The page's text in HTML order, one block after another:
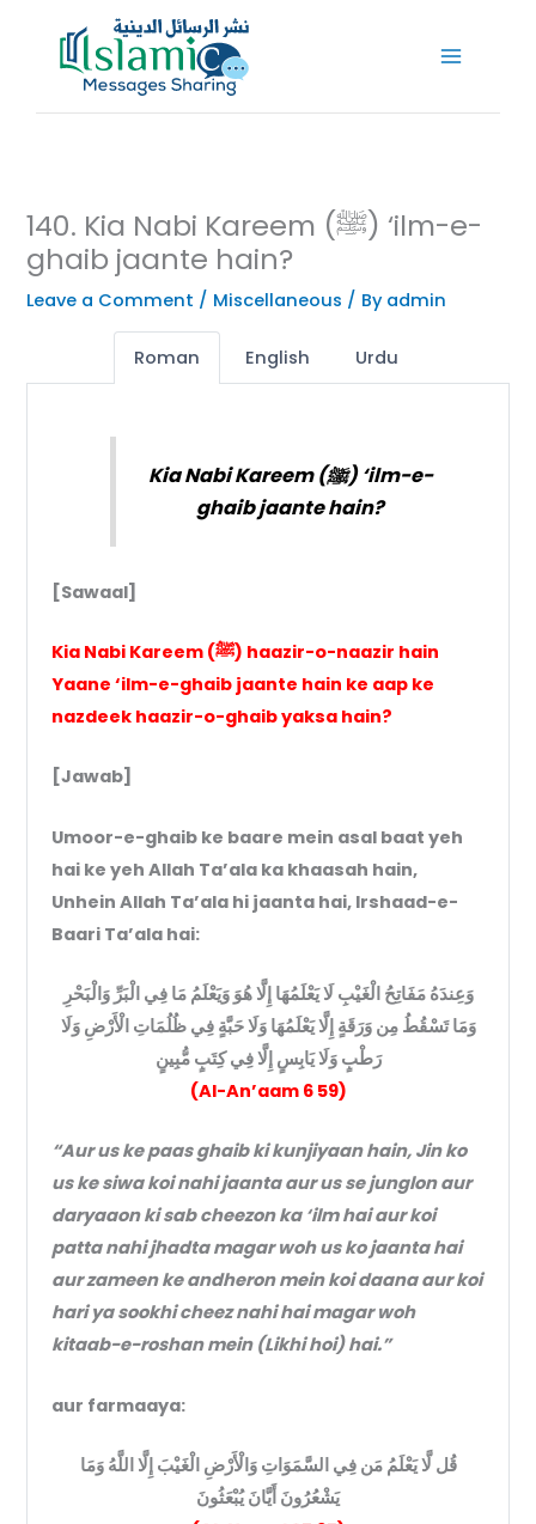
140. Kia Nabi Kareem (ﷺ) ‘ilm-e-
ghaib jaante hain?
Leave a Comment / Miscellaneous / By admin
Roman English Urdu
Kia Nabi Kareem (ﷺ) ‘ilm-e-
ghaib jaante hain?
[Sawaal]
Kia Nabi Kareem (ﷺ) haazir-o-naazir hain
Yaane ‘ilm-e-ghaib jaante hain ke aap ke
nazdeek haazir-o-ghaib yaksa hain?
[Jawab]
Umoor-e-ghaib ke baare mein asal baat yeh
hai ke yeh Allah Ta’ala ka khaasah hain,
Unhein Allah Ta’ala hi jaanta hai, Irshaad-e-
Baari Ta’ala hai:
وَعِندَهُ مَفَاتِحُ الْغَيْبِ لَا يَعْلَمُهَا إِلَّا هُوَ وَيَعْلَمُ مَا فِي الْبَرِّ وَالْبَحْرِ
وَمَا تَسْقُطُ مِن وَرَقَةٍ إِلَّا يَعْلَمُهَا وَلَا حَبَّةٍ فِي ظُلُمَاتِ الْأَرْضِ وَلَا
رَطْبٍ وَلَا يَابِسٍ إِلَّا فِي كِتَبٍ مُّبِينٍ
(Al-An’aam 6 59)
“Aur us ke paas ghaib ki kunjiyaan hain, Jin ko
us ke siwa koi nahi jaanta aur us se junglon aur
daryaaon ki sab cheezon ka ‘ilm hai aur koi
patta nahi jhadta magar woh us ko jaanta hai
aur zameen ke andheron mein koi daana aur koi
hari ya sookhi cheez nahi hai magar woh
kitaab-e-roshan mein (Likhi hoi) hai.”
aur farmaaya:
قُل لَّا يَعْلَمُ مَن فِي السَّمَوَاتِ وَالْأَرْضِ الْغَيْبَ إِلَّا اللَّهُ وَمَا
يَشْعُرُونَ أَيَّانَ يُبْعَثُونَ